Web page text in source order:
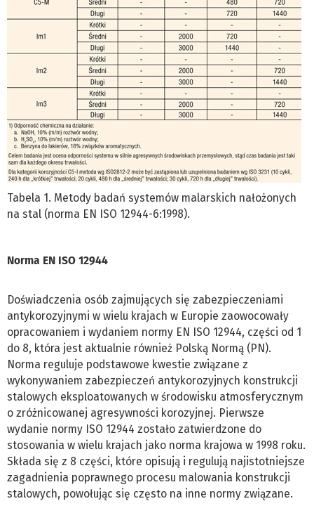
Tabela 1. Metody badań systemów malarskich nałożonych
na stal (norma EN ISO 12944-6:1998).
Norma EN ISO 12944
Doświadczenia osób zajmujących się zabezpieczeniami
antykorozyjnymi w wielu krajach w Europie zaowocowały
opracowaniem i wydaniem normy EN ISO 12944, części od 1
do 8, która jest aktualnie również Polską Normą (PN).
Norma reguluje podstawowe kwestie związane z
wykonywaniem zabezpieczeń antykorozyjnych konstrukcji
stalowych eksploatowanych w środowisku atmosferycznym
o zróżnicowanej agresywności korozyjnej. Pierwsze
wydanie normy ISO 12944 zostało zatwierdzone do
stosowania w wielu krajach jako norma krajowa w 1998 roku.
Składa się z 8 części, które opisują i regulują najistotniejsze
zagadnienia poprawnego procesu malowania konstrukcji
stalowych, powołując się często na inne normy związane.